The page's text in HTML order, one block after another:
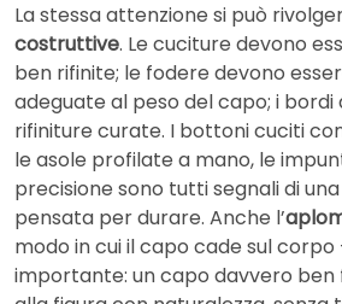
La stessa attenzione si può
costruttive. Le cuciture devono
ben rifinite; le fodere devono
adeguate al peso del capo; i
rifiniture curate. I bottoni cuciti
le asole profilate a mano, le
precisione sono tutti segnali di
pensata per durare. Anche l’
modo in cui il capo cade sul
importante: un capo davvero